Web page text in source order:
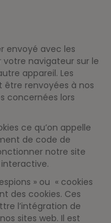
envoyé avec les
navigateur sur le
appareil. Les
être renvoyées à nos
concernées lors
ce qu’on appelle
de code de
notre site
» ou « cookies
des cookies. Ces
l’intégration de
sites web. Il est